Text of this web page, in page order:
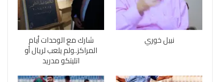
نبيل خوري شارك مع الوحدات أيام
المراكز..ولم يلعب لريال أو
اتليتكو مدريد